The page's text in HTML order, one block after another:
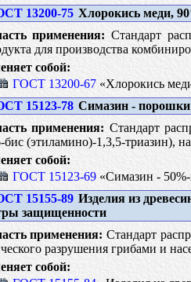
13200-75 Хлорокись меди,
применения: Стандарт
для производства
собой:
ГОСТ 13200-67«Хлорокись
15123-78 Симазин - порошки
применения: Стандарт
бис (этиламино)-1,3,5-триазин),
собой:
ГОСТ 15123-69«Симазин -
15155-89 Изделия из
защищенности
применения: Стандарт
разрушения грибами и
собой: